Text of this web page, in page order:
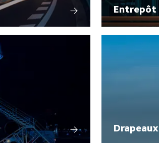
Entrepôt
Drapeaux